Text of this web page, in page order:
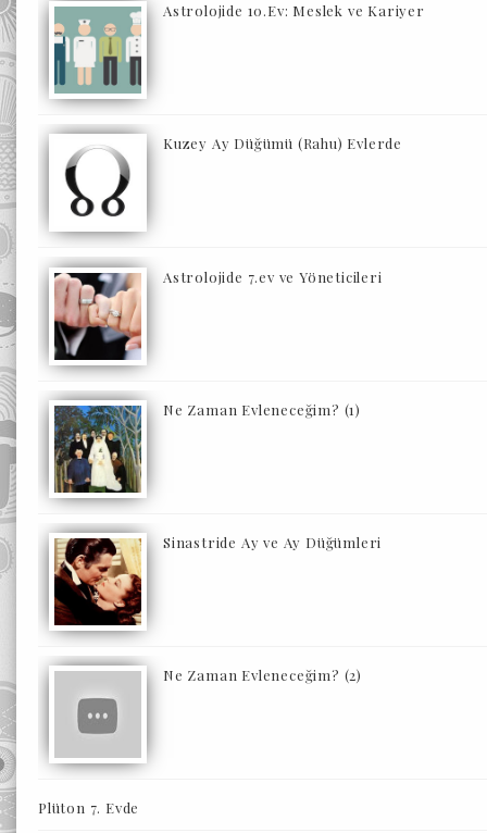
Astrolojide 10.Ev: Meslek ve Kariyer
Kuzey Ay Düğümü (Rahu) Evlerde
Astrolojide 7.ev ve Yöneticileri
Ne Zaman Evleneceğim? (1)
Sinastride Ay ve Ay Düğümleri
Ne Zaman Evleneceğim? (2)
Plüton 7. Evde